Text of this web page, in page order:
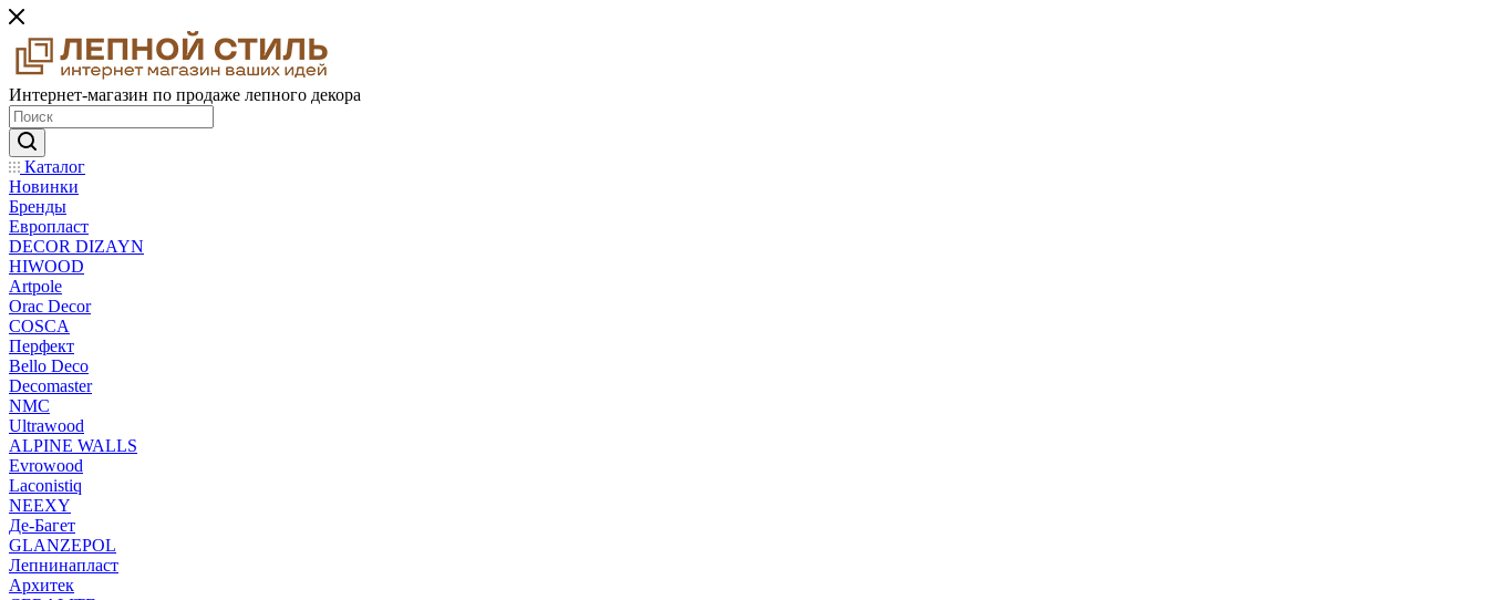
Интернет-магазин по продаже лепного декора
Каталог
Новинки
Бренды
Европласт
DECOR DIZAYN
HIWOOD
Artpole
Orac Decor
COSCA
Перфект
Bello Deco
Decomaster
NMС
Ultrawood
ALPINE WALLS
Evrowood
Laconistiq
NEEXY
Де-Багет
GLANZEPOL
Лепнинапласт
Архитек